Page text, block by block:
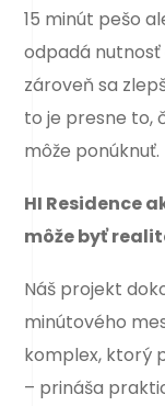
15 minút pešo
odpadá
zároveň sa
to je presne to,
môže ponúknuť.
HI Residence
môže byť
Náš projekt
minútového
komplex, ktorý
– prináša